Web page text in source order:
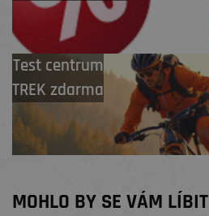
Test centrum
TREK zdarma
MOHLO BY SE VÁM LÍBIT